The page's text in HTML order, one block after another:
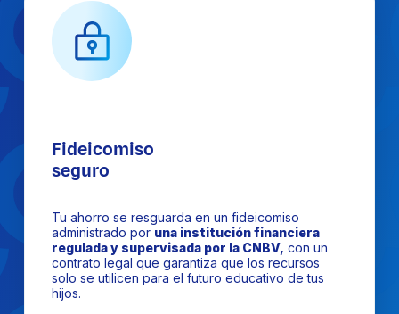
Fideicomiso
seguro
Tu ahorro se resguarda en un fideicomiso
administrado por una institución financiera
regulada y supervisada por la CNBV, con un
contrato legal que garantiza que los recursos
solo se utilicen para el futuro educativo de tus
hijos.